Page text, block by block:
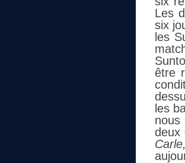
Les
six
les
être
les
nous
deux